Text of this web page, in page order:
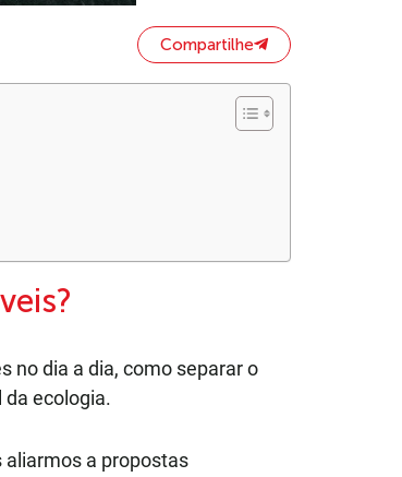
Compartilhe
no dia a dia, como separar o
ecologia.
aliarmos a propostas